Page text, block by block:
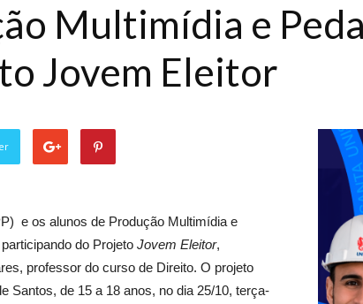
Multimídia e
Jovem Eleitor
e os alunos de Produção Multimídia e
do Projeto Jovem Eleitor,
professor do curso de Direito. O projeto
Santos, de 15 a 18 anos, no dia 25/10, terça-